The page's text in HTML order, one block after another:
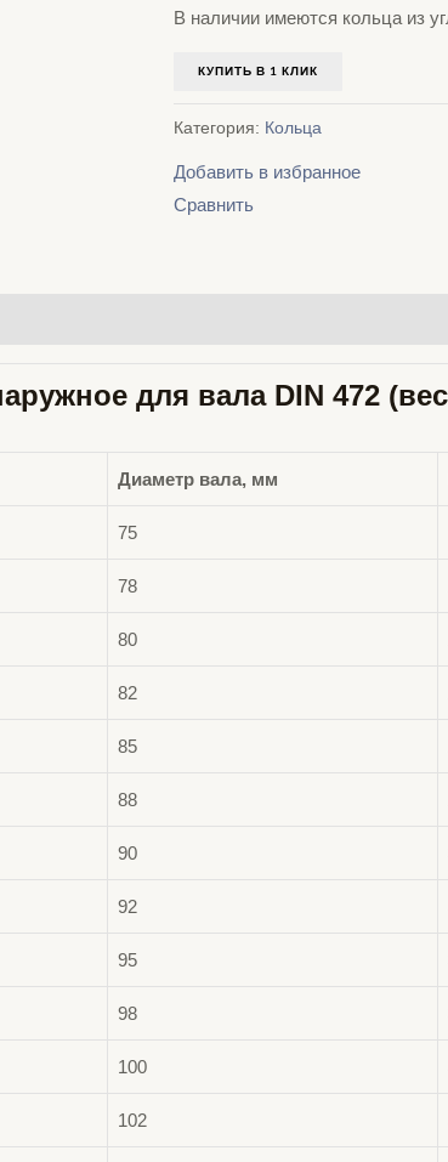
В наличии имеются кольца из
КУПИТЬ В 1 КЛИК
Категория: Кольца
Добавить в избранное
Сравнить
для вала DIN 472
Диаметр вала, мм
75
78
80
82
85
88
90
92
95
98
100
102